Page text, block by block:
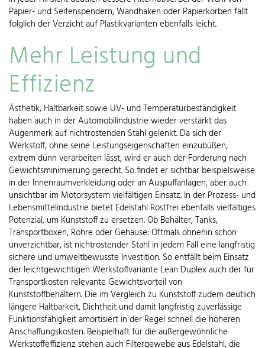
Papier- und Seifenspendern, Wandhaken oder Papierkörben fällt
folglich der Verzicht auf Plastikvarianten ebenfalls leicht.
Mehr Leistung und
Effizienz
Ästhetik, Haltbarkeit sowie UV- und Temperaturbeständigkeit
haben auch in der Automobilindustrie wieder verstärkt das
Augenmerk auf nichtrostenden Stahl gelenkt. Da sich der
Werkstoff, ohne seine Leistungseigenschaften einzubüßen,
extrem dünn verarbeiten lässt, wird er auch der Forderung nach
Gewichtsminimierung gerecht. So findet er sichtbar beispielsweise
in der Innenraumverkleidung oder an Auspuffanlagen, aber auch
unsichtbar im Motorsystem vielfältigen Einsatz. In der Prozess- und
Lebensmittelindustrie bietet Edelstahl Rostfrei ebenfalls vielfältiges
Potenzial, um Kunststoff zu ersetzen. Ob Behälter, Tanks,
Transportboxen, Rohre oder Gehäuse: Oftmals ohnehin schon
unverzichtbar, ist nichtrostender Stahl in jedem Fall eine langfristig
sichere und umweltbewusste Investition. So entfällt beim Einsatz
der leichtgewichtigen Werkstoffvariante Lean Duplex auch der für
Transportkosten relevante Gewichtsvorteil von
Kunststoffbehältern. Die im Vergleich zu Kunststoff zudem deutlich
längere Haltbarkeit, Dichtheit und damit langfristig zuverlässige
Funktionsfähigkeit amortisiert in der Regel schnell die höheren
Anschaffungskosten. Beispielhaft für die außergewöhnliche
Werkstoffeffizienz stehen auch Filtergewebe aus Edelstahl, die